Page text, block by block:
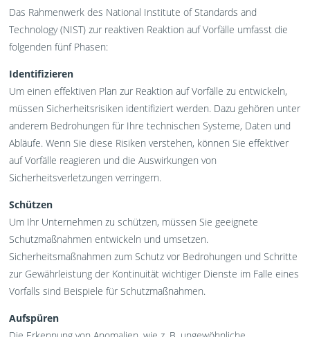
Das Rahmenwerk des National Institute of Standards and
Technology (NIST) zur reaktiven Reaktion auf Vorfälle umfasst die
folgenden fünf Phasen:
Identifizieren
Um einen effektiven Plan zur Reaktion auf Vorfälle zu entwickeln,
müssen Sicherheitsrisiken identifiziert werden. Dazu gehören unter
anderem Bedrohungen für Ihre technischen Systeme, Daten und
Abläufe. Wenn Sie diese Risiken verstehen, können Sie effektiver
auf Vorfälle reagieren und die Auswirkungen von
Sicherheitsverletzungen verringern.
Schützen
Um Ihr Unternehmen zu schützen, müssen Sie geeignete
Schutzmaßnahmen entwickeln und umsetzen.
Sicherheitsmaßnahmen zum Schutz vor Bedrohungen und Schritte
zur Gewährleistung der Kontinuität wichtiger Dienste im Falle eines
Vorfalls sind Beispiele für Schutzmaßnahmen.
Aufspüren